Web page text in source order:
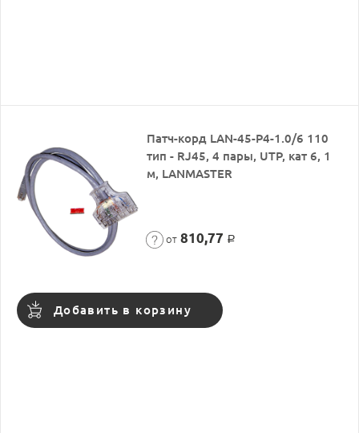
Патч-корд LAN-45-P4-1.0/6 110
тип - RJ45, 4 пары, UTP, кат 6, 1
м, LANMASTER
от 810,77 Р
Добавить в корзину